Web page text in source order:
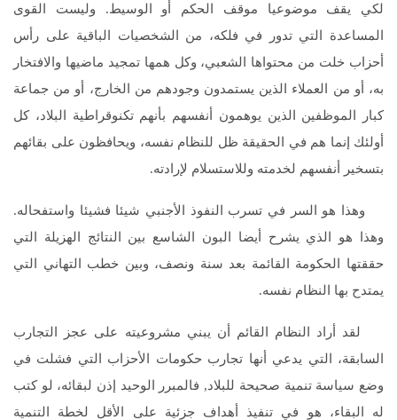
لكي يقف موضوعيا موقف الحكم أو الوسيط. وليست القوى
المساعدة التي تدور في فلكه، من الشخصيات الباقية على رأس
أحزاب خلت من محتواها الشعبي، وكل همها تمجيد ماضيها والافتخار
به، أو من العملاء الذين يستمدون وجودهم من الخارج، أو من جماعة
كبار الموظفين الذين يوهمون أنفسهم بأنهم تكنوقراطية البلاد، كل
أولئك إنما هم في الحقيقة ظل للنظام نفسه، ويحافظون على بقائهم
بتسخير أنفسهم لخدمته وللاستسلام لإرادته.
وهذا هو السر في تسرب النفوذ الأجنبي شيئا فشيئا واستفحاله.
وهذا هو الذي يشرح أيضا البون الشاسع بين النتائج الهزيلة التي
حققتها الحكومة القائمة بعد سنة ونصف، وبين خطب التهاني التي
يمتدح بها النظام نفسه.
لقد أراد النظام القائم أن يبني مشروعيته على عجز التجارب
السابقة، التي يدعي أنها تجارب حكومات الأحزاب التي فشلت في
وضع سياسة تنمية صحيحة للبلاد, فالمبرر الوحيد إذن لبقائه، لو كتب
له البقاء، هو في تنفيذ أهداف جزئية على الأقل لخطة التنمية